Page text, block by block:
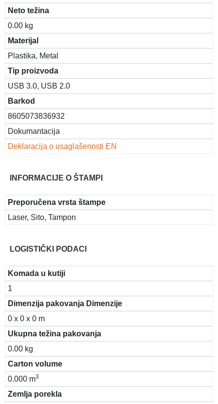
Neto težina
0.00 kg
Materijal
Plastika, Metal
Tip proizvoda
USB 3.0, USB 2.0
Barkod
8605073836932
Dokumantacija
Deklaracija o usaglašenosti EN
INFORMACIJE O ŠTAMPI
Preporučena vrsta štampe
Laser, Sito, Tampon
LOGISTIČKI PODACI
Komada u kutiji
1
Dimenzija pakovanja Dimenzije
0 x 0 x 0 m
Ukupna težina pakovanja
0.00 kg
Carton volume
0.000 m3
Zemlja porekla